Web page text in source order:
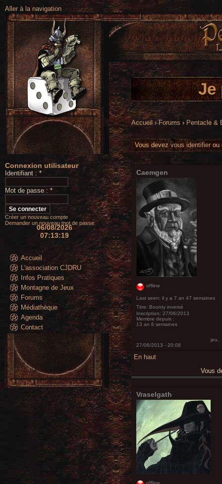
Aller à la navigation
Connexion utilisateur
Identifiant : *
Mot de passe : *
Créer un nouveau compte
Demander un nouveau mot de passe
06/08/2026
07:13:21
Accueil
L'association CJDRU
Infos Pratiques
Montagne de Jeux
Forums
Médiathèque
Agenda
Contact
Je
Accueil›Forums › Pentacle &
Vous devez vous identifier ou
Caemgen
offline
Last seen: il y a 7 an 47 semaines
Titre: Bounty inversé
Inscription: 27/06/2013
Membre depuis :
13 an 6 semaines
jeu,
27/06/2013 - 20:08
En haut
Vous
Vraselgath
offline